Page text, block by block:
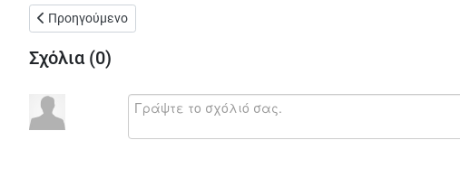
Προηγούμενο άρθρο: Οι νέες τιμές για τα δημοτικά τέλη, που θα
Προηγούμενο
Σχόλια (0)